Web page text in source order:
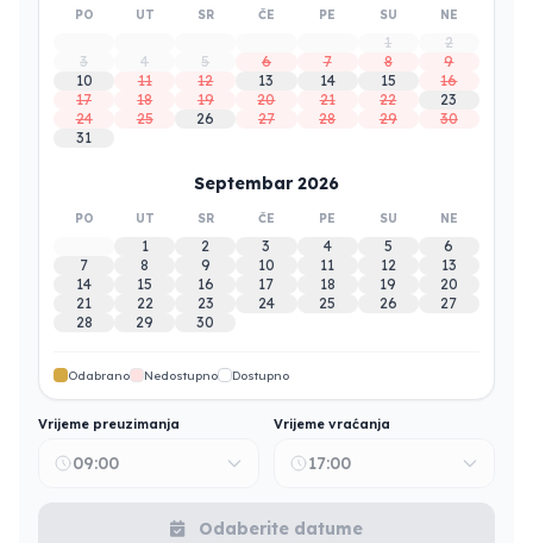
PO UT SR ČE PE SU NE
1
2
3
4 5 6 7 8
9
10
11 12 13 14 15
16
17
18 19 20 21 22
23
24
25 26 27 28 29
30
31
Septembar 2026
PO UT SR ČE PE SU NE
1 2 3 4 5
6
7
8 9 10 11 12
13
14
15 16 17 18 19
20
21
22 23 24 25 26
27
28
29 30
Odabrano Nedostupno Dostupno
Vrijeme preuzimanja
09:00
Vrijeme vraćanja
17:00
Odaberite datume